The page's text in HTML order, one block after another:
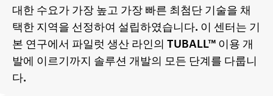
대한 수요가 가장 높고 가장 빠른 최첨단 기술을 채
택한 지역을 선정하여 설립하였습니다. 이 센터는 기
본 연구에서 파일럿 생산 라인의 TUBALL™ 이용 개
발에 이르기까지 솔루션 개발의 모든 단계를 다룹니
다.